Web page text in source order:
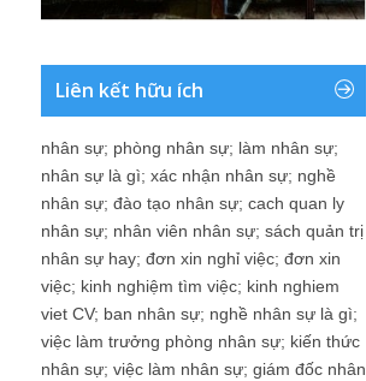
Liên kết hữu ích
nhân sự; phòng nhân sự; làm nhân sự;
nhân sự là gì; xác nhận nhân sự; nghề
nhân sự; đào tạo nhân sự; cach quan ly
nhân sự; nhân viên nhân sự; sách quản trị
nhân sự hay; đơn xin nghỉ việc; đơn xin
việc; kinh nghiệm tìm việc; kinh nghiem
viet CV; ban nhân sự; nghề nhân sự là gì;
việc làm trưởng phòng nhân sự; kiến thức
nhân sự; việc làm nhân sự; giám đốc nhân